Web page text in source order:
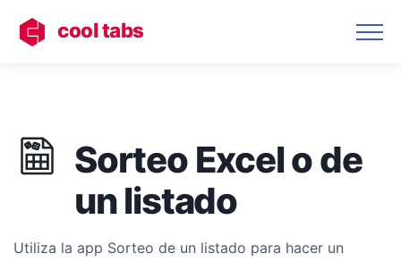
cool tabs
Sorteo Excel o de
un listado
Utiliza la app Sorteo de un listado para hacer un